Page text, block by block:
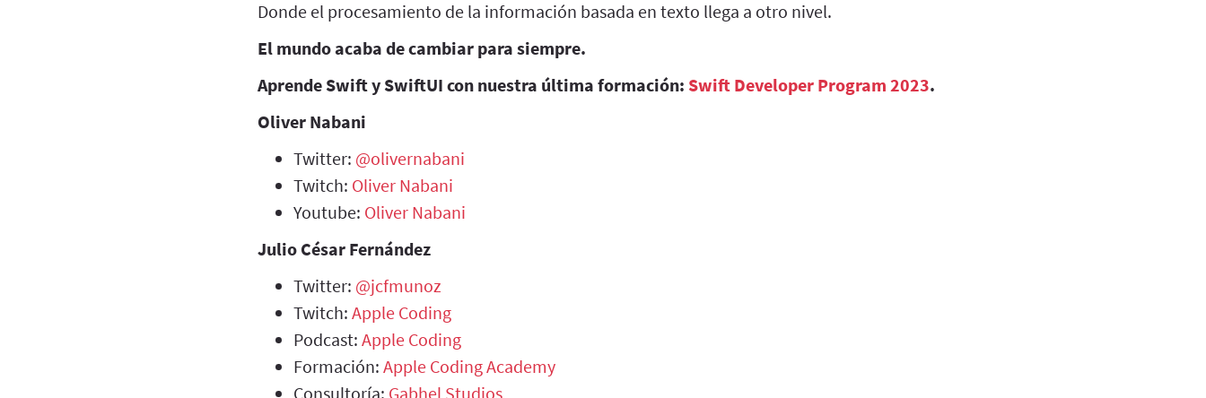
Donde el procesamiento de la información basada en texto llega a otro nivel.
El mundo acaba de cambiar para siempre.
Aprende Swift y SwiftUI con nuestra última formación: Swift Developer Program 2023.
Oliver Nabani
Twitter: @olivernabani
Twitch: Oliver Nabani
Youtube: Oliver Nabani
Julio César Fernández
Twitter: @jcfmunoz
Twitch: Apple Coding
Podcast: Apple Coding
Formación: Apple Coding Academy
Consultoría: Gabhel Studios